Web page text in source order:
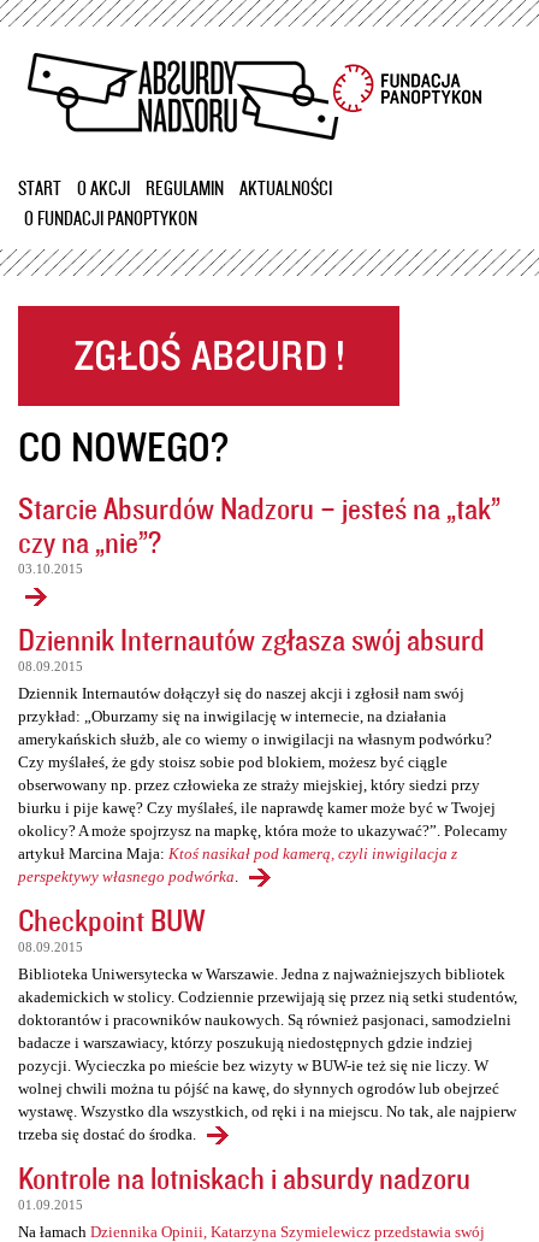
Przejdź
treści
START O AKCJI REGULAMIN
AKTUALNOŚCI
O FUNDACJI PANOPTYKON
CO NOWEGO?
Starcie Absurdów Nadzoru – jesteś na „tak”
czy na „nie”?
03.10.2015
Dziennik Internautów zgłasza swój absurd
08.09.2015
Dziennik Internautów dołączył się do naszej akcji i zgłosił nam swój
przykład: „Oburzamy się na inwigilację w internecie, na działania
amerykańskich służb, ale co wiemy o inwigilacji na własnym podwórku?
Czy myślałeś, że gdy stoisz sobie pod blokiem, możesz być ciągle
obserwowany np. przez człowieka ze straży miejskiej, który siedzi przy
biurku i pije kawę? Czy myślałeś, ile naprawdę kamer może być w Twojej
okolicy? A może spojrzysz na mapkę, która może to ukazywać?”. Polecamy
artykuł Marcina Maja: Ktoś nasikał pod kamerą, czyli inwigilacja z
perspektywy własnego podwórka
Checkpoint BUW
08.09.2015
Biblioteka Uniwersytecka w Warszawie. Jedna z najważniejszych bibliotek
akademickich w stolicy. Codziennie przewijają się przez nią setki studentów,
doktorantów i pracowników naukowych. Są również pasjonaci, samodzielni
badacze i warszawiacy, którzy poszukują niedostępnych gdzie indziej
pozycji. Wycieczka po mieście bez wizyty w BUW-ie też się nie liczy. W
wolnej chwili można tu pójść na kawę, do słynnych ogrodów lub obejrzeć
wystawę. Wszystko dla wszystkich, od ręki i na miejscu. No tak, ale najpierw
trzeba się dostać do środka.
Kontrole na lotniskach i absurdy nadzoru
01.09.2015
Na łamach Dziennika Opinii, Katarzyna Szymielewicz przedstawia swój